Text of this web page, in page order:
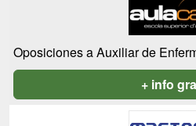
Oposiciones a Auxiliar de
+ info